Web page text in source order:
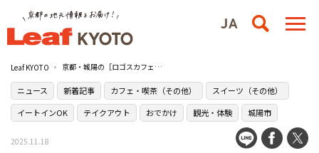
Leaf KYOTO 京都・城陽の［ロゴスカフェ］で高知県の味覚を楽しむ期間限定メニューが登場！
ニュース 新着記事 カフェ・喫茶（その他）
スイーツ（その他）
イートインOK
テイクアウト おでかけ 観光・体験 城陽市
2025.11.18